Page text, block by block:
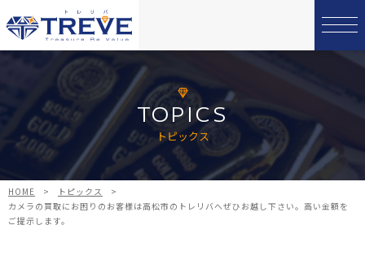
TOPICS
トピックス
HOME > トピックス
>
カメラの買取にお困りのお客様は高松市のトレリバへぜひお越し下さい。高い金額を
ご提示します。